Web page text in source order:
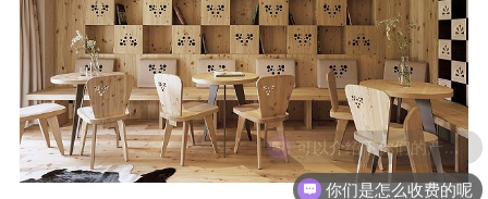
你们是怎么收费的呢